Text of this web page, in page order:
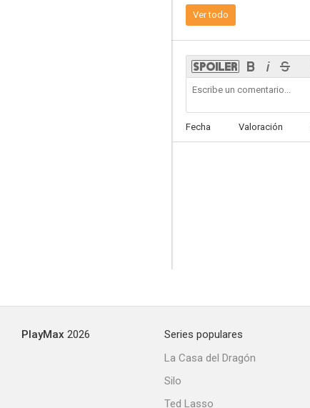
Ver todo
Fecha Valoración
PlayMax 2026
Series populares
La Casa del Dragón
Silo
Ted Lasso